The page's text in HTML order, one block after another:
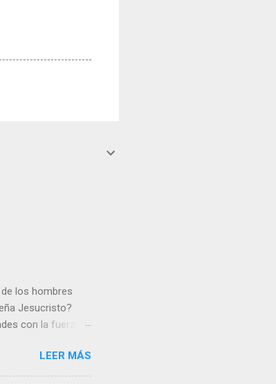
los hombres
Jesucristo?
con la fuerza y
sin frutos,
del sol abrasador
LEER MÁS